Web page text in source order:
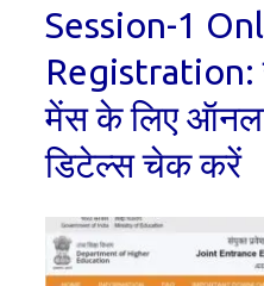
Session-1
Registration:
मेंस के लिए
डिटेल्स चेक करें